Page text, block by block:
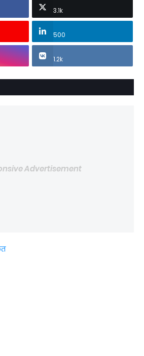
3.1k
500
1.2k
Advertisement